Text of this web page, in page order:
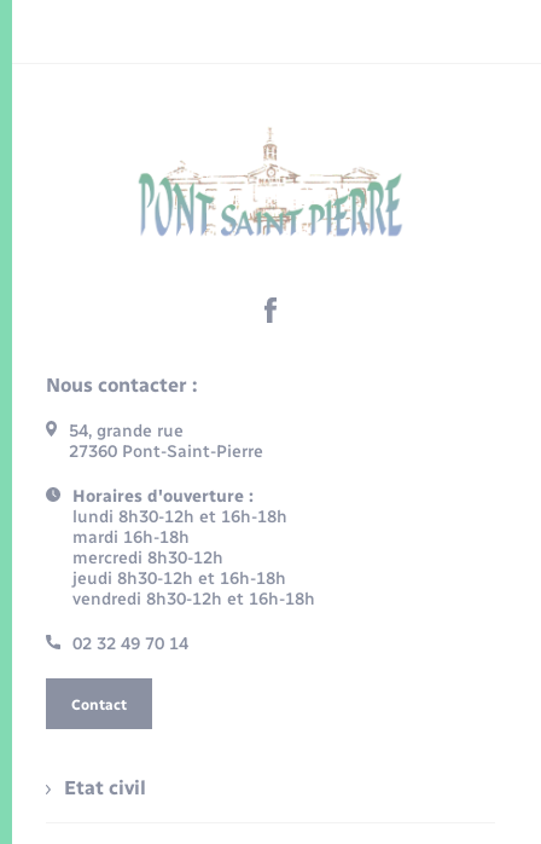
Nous contacter :
54, grande rue
27360 Pont-Saint-Pierre
Horaires d'ouverture :
lundi 8h30-12h et 16h-18h
mardi 16h-18h
mercredi 8h30-12h
jeudi 8h30-12h et 16h-18h
vendredi 8h30-12h et 16h-18h
02 32 49 70 14
Contact
Etat civil